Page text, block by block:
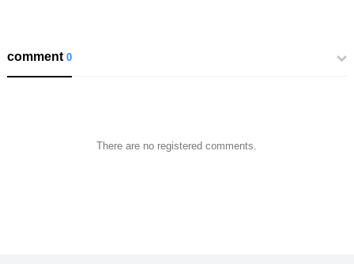
comment0
There are no registered comments.